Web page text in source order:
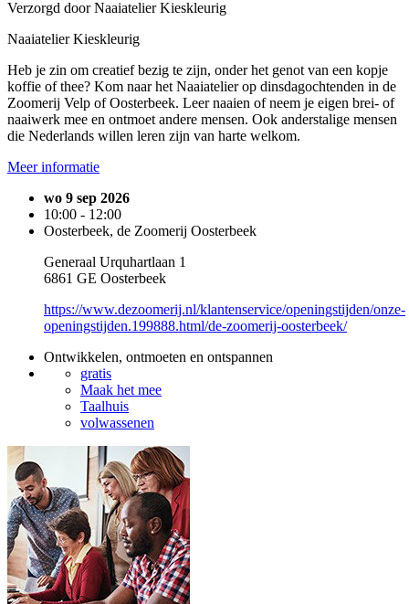
Verzorgd door Naaiatelier Kieskleurig
Naaiatelier Kieskleurig
Heb je zin om creatief bezig te zijn, onder het genot van een kopje
koffie of thee? Kom naar het Naaiatelier op dinsdagochtenden in de
Zoomerij Velp of Oosterbeek. Leer naaien of neem je eigen brei- of
naaiwerk mee en ontmoet andere mensen. Ook anderstalige mensen
die Nederlands willen leren zijn van harte welkom.
Meer informatie
wo 9 sep 2026
10:00 - 12:00
Oosterbeek, de Zoomerij Oosterbeek
Generaal Urquhartlaan 1
6861 GE Oosterbeek
https://www.dezoomerij.nl/klantenservice/openingstijden/onze-
openingstijden.199888.html/de-zoomerij-oosterbeek/
Ontwikkelen, ontmoeten en ontspannen
gratis
Maak het mee
Taalhuis
volwassenen